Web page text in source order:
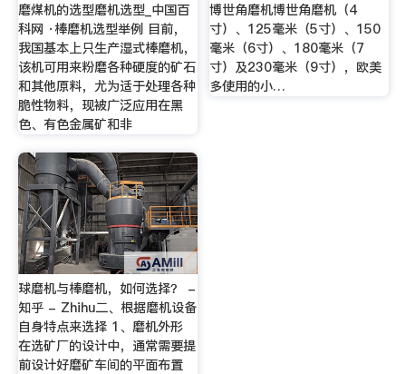
磨煤机的选型磨机选型_中国百
科网 ·棒磨机选型举例 目前，
我国基本上只生产湿式棒磨机，
该机可用来粉磨各种硬度的矿石
和其他原料，尤为适于处理各种
脆性物料，现被广泛应用在黑
色、有色金属矿和非
博世角磨机博世角磨机（4
寸）、125毫米（5寸）、150
毫米（6寸）、180毫米（7
寸）及230毫米（9寸），欧美
多使用的小…
球磨机与棒磨机，如何选择？ -
知乎 - Zhihu二、根据磨机设备
自身特点来选择 1、磨机外形
在选矿厂的设计中，通常需要提
前设计好磨矿车间的平面布置